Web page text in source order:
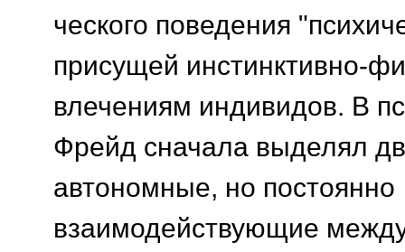
ческого поведения
присущей инстинктивно-
влечениям индивидов. В
Фрейд сначала выделял
автономные, но постоянно
взаимодействующие